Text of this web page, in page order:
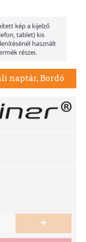
kép a kijelző
tablet) kis
használt
részei.
naptár, Bordó
+